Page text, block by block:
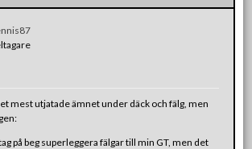
mest utjatade ämnet under däck och fälg, men
på beg superleggera fälgar till min GT, men det